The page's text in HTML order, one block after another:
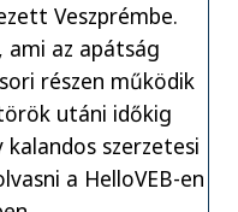
Veszprémbe.
az apátság
részen működik
utáni időkig
kalandos szerzetesi
a HelloVEB-en